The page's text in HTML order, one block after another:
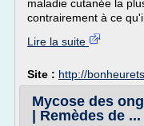
maladie cutanée la
contrairement à ce
Lire la suite
Site : http://
Mycose des
| Remèdes de ...